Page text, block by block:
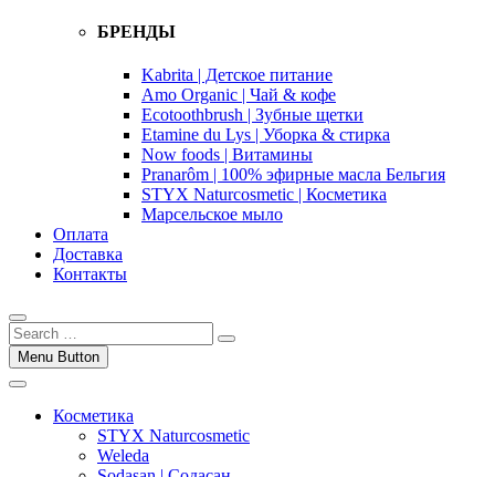
БРЕНДЫ
Kabrita | Детское питание
Amo Organic | Чай & кофе
Ecotoothbrush | Зубные щетки
Etamine du Lys | Уборка & стирка
Now foods | Витамины
Pranarôm | 100% эфирные масла Бельгия
STYX Naturcosmetic | Косметика
Марсельское мыло
Оплата
Доставка
Контакты
Menu Button
Косметика
STYX Naturcosmetic
Weleda